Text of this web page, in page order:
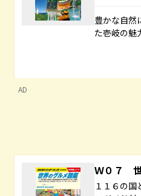
豊かな自然
た壱岐の魅
AD
Ｗ０７
１１６の